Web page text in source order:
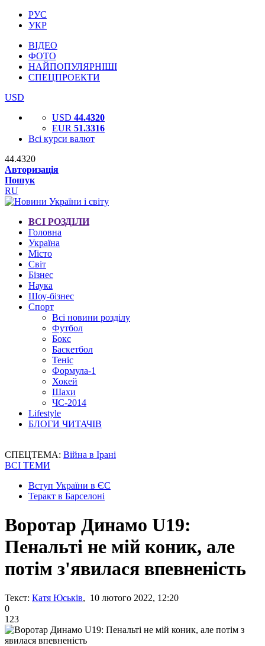
РУС
УКР
ВІДЕО
ФОТО
НАЙПОПУЛЯРНІШІ
СПЕЦПРОЕКТИ
USD
USD 44.4320
EUR 51.3316
Всі курси валют
44.4320
Авторизація
Пошук
RU
ВСІ РОЗДІЛИ
Головна
Україна
Місто
Світ
Бізнес
Наука
Шоу-бізнес
Спорт
Всі новини розділу
Футбол
Бокс
Баскетбол
Теніс
Формула-1
Хокей
Шахи
ЧС-2014
Lifestyle
БЛОГИ ЧИТАЧІВ
СПЕЦТЕМА: Війна в Ірані
ВСІ ТЕМИ
Вступ України в ЄС
Теракт в Барселоні
Воротар Динамо U19:
Пенальті не мій коник, але
потім з'явилася впевненість
Текст: Катя Юськів, 10 лютого 2022, 12:20
0
123